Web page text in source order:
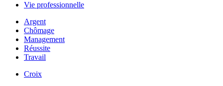
Vie professionnelle
Argent
Chômage
Management
Réussite
Travail
Croix